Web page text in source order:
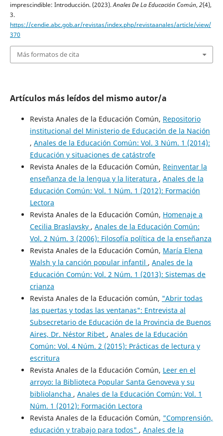
imprescindible: Introducción. (2023).Anales De La Educación Común, 2(4),
3.
https://cendie.abc.gob.ar/revistas/index.php/revistaanales/article/view/
370
Más formatos de cita
Artículos más leídos del mismo autor/a
Revista Anales de la Educación Común, Repositorio
institucional del Ministerio de Educación de la Nación
, Anales de la Educación Común: Vol. 3 Núm. 1 (2014):
Educación y situaciones de catástrofe
Revista Anales de la Educación Común, Reinventar la
enseñanza de la lengua y la literatura , Anales de la
Educación Común: Vol. 1 Núm. 1 (2012): Formación
Lectora
Revista Anales de la Educación Común, Homenaje a
Cecilia Braslavsky , Anales de la Educación Común:
Vol. 2 Núm. 3 (2006): Filosofía política de la enseñanza
Revista Anales de la Educación Común, María Elena
Walsh y la canción popular infantil , Anales de la
Educación Común: Vol. 2 Núm. 1 (2013): Sistemas de
crianza
Revista Anales de la Educación común, "Abrir todas
las puertas y todas las ventanas": Entrevista al
Subsecretario de Educación de la Provincia de Buenos
Aires, Dr. Néstor Ribet , Anales de la Educación
Común: Vol. 4 Núm. 2 (2015): Prácticas de lectura y
escritura
Revista Anales de la Educación Común, Leer en el
arroyo: la Biblioteca Popular Santa Genoveva y su
bibliolancha , Anales de la Educación Común: Vol. 1
Núm. 1 (2012): Formación Lectora
Revista Anales de la Educación Común, "Comprensión,
educación y trabajo para todos" , Anales de la